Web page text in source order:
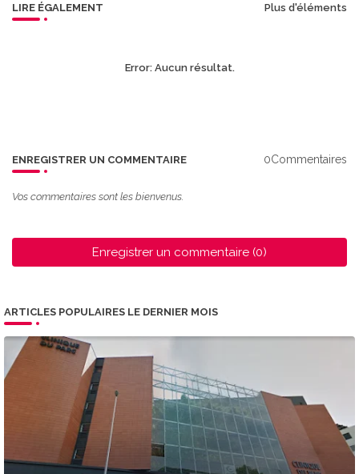
LIRE ÉGALEMENT Plus d'éléments
Error:Aucun résultat.
ENREGISTRER UN COMMENTAIRE 0Commentaires
Vos commentaires sont les bienvenus.
Enregistrer un commentaire (0)
ARTICLES POPULAIRES LE DERNIER MOIS